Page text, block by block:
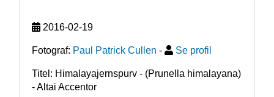
2016-02-19
Fotograf: Paul Patrick Cullen - Se profil
Titel: Himalayajernspurv - (Prunella himalayana)
- Altai Accentor